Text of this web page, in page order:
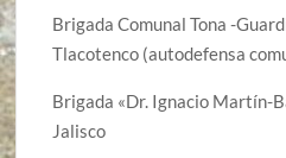
Brigada Comunal Tona -
Tlacotenco (autodefensa
Brigada «Dr. Ignacio Martín-
Jalisco